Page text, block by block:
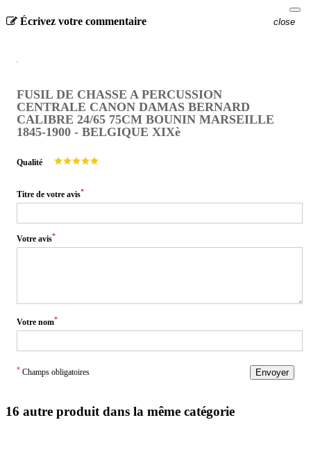
Écrivez votre commentaire close
FUSIL DE CHASSE A PERCUSSION
CENTRALE CANON DAMAS BERNARD
CALIBRE 24/65 75CM BOUNIN MARSEILLE
1845-1900 - BELGIQUE XIXè
Qualité
Titre de votre avis*
Votre avis*
Votre nom*
* Champs obligatoires Envoyer
16 autre produit dans la même catégorie